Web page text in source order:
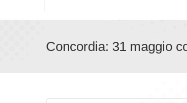
Concordia: 31 maggio